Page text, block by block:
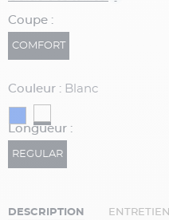
Coupe :
COMFORT
Couleur : Blanc
Longueur :
REGULAR
DESCRIPTION ENTRETIEN